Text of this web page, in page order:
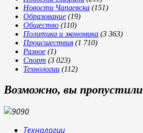
Новости Чапаевска (151)
Образование (19)
Общество (110)
Политика и экономика (3 363)
Происшествия (1 710)
Разное (1)
Спорт (3 023)
Технологии (112)
Возможно, вы пропустили
Технологии